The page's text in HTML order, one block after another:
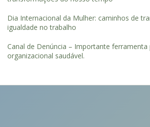
Dia Internacional da Mulher: caminhos de
igualdade no trabalho
Canal de Denúncia – Importante ferramenta
organizacional saudável.